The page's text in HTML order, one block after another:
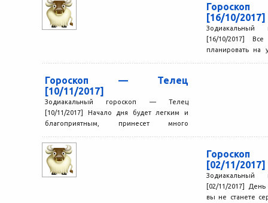
[16/10/2017]
[16/10/2017]
планировать на
Гороскоп — Телец
[10/11/2017]
Зодиакальный гороскоп — Телец
[10/11/2017] Начало дня будет легким и
благоприятным, принесет много
удивительные совпадения,...
[02/11/2017]
[02/11/2017]
вы не станете